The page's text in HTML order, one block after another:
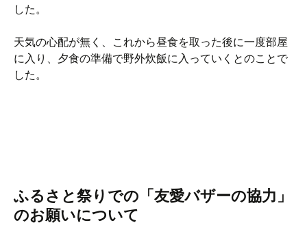
した。
天気の心配が無く、これから昼食を取った後に一度部屋
に入り、夕食の準備で野外炊飯に入っていくとのことで
した。
ふるさと祭りでの「友愛バザーの協力」
のお願いについて